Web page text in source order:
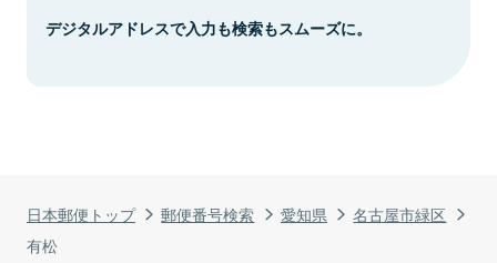
日本郵便トップ 郵便番号検索 愛知県
名古屋市緑区
有松
デジタルアドレスで入力も検索もスムーズに。